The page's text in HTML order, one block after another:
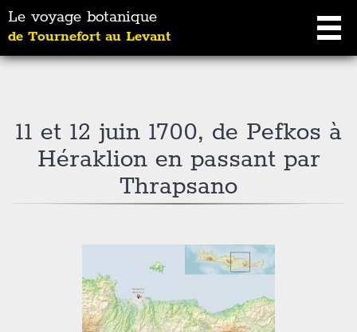
Le voyage botanique
de Tournefort au Levant
11 et 12 juin 1700, de Pefkos à
Héraklion en passant par
Thrapsano